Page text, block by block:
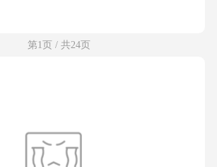
第1页 / 共24页